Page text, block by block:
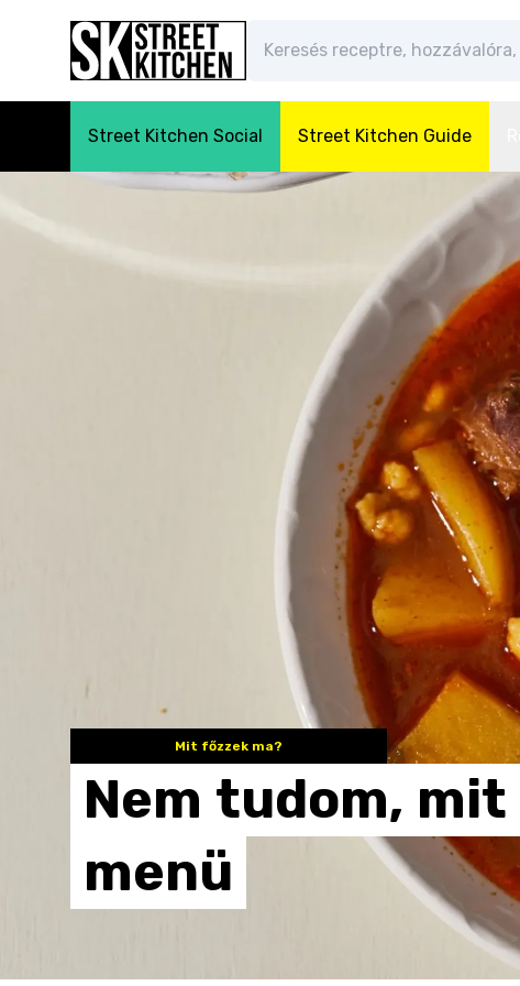
Street Kitchen Social Street Kitchen Guide
Mit főzzek ma?
Nem tudom, mit
menü